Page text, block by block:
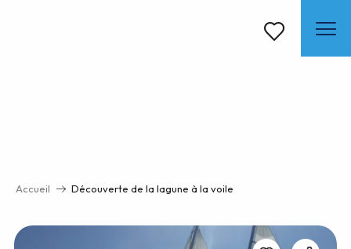
Voir les favoris
Accueil Découverte de la lagune à la voile